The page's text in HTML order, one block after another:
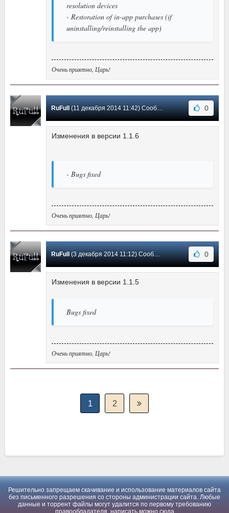
resolution devices
- Restoration of in-app purchases (if
uninstalling/reinstalling the app)
Очень приятно, Царь!
RuFull (11 декабря 2014 11:42) Сообщение #15 0
Изменения в версии 1.1.6
- Bugs fixed
Очень приятно, Царь!
RuFull (3 декабря 2014 11:12) Сообщение #14 0
Изменения в версии 1.1.5
Bugs fixed
Очень приятно, Царь!
1 2
Решительно запрещаем скачивание и использование материалов сайта
без письменного разрешения со стороны администрации сайта. Любые
данные и торрент файлы могут удалится по первому требованию